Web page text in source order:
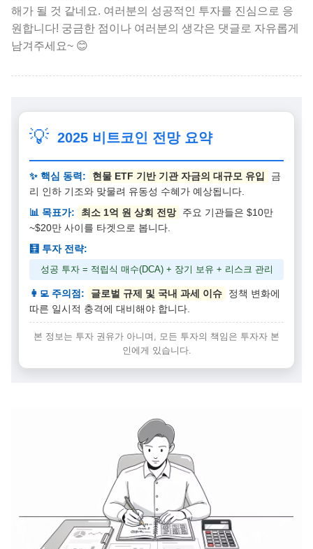
해가 될 것 같네요. 여러분의 성공적인 투자를 진심으로 응
원합니다! 궁금한 점이나 여러분의 생각은 댓글로 자유롭게
남겨주세요~ 😊
💡 2025 비트코인 전망 요약
✨ 핵심 동력: 현물 ETF 기반 기관 자금의 대규모 유입
금
리 인하 기조와 맞물려 유동성 수혜가 예상됩니다.
📊 목표가:
최소 1억 원 상회 전망
주요 기관들은 $10만
~$20만 사이를 타겟으로 봅니다.
🧮 투자 전략:
성공 투자 = 적립식 매수(DCA) + 장기 보유 + 리스크 관리
👩‍💻 주의점: 글로벌 규제 및 국내 과세 이슈
정책 변화에
따른 일시적 충격에 대비해야 합니다.
본 정보는 투자 권유가 아니며, 모든 투자의 책임은 투자자 본
인에게 있습니다.